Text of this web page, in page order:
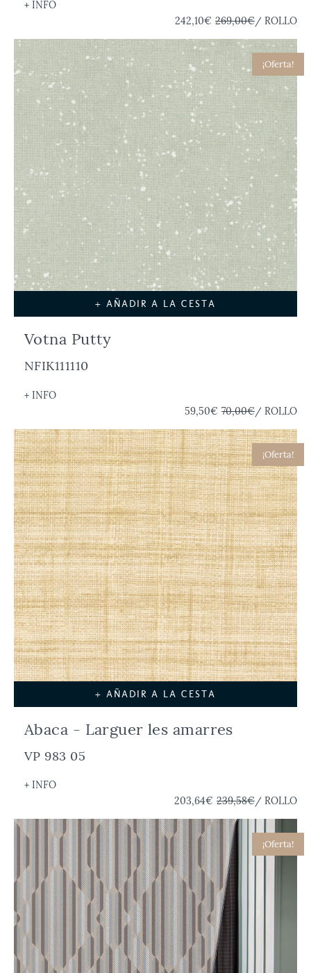
+ INFO
242,10€ 269,00€/ ROLLO
¡Oferta!
+ AÑADIR A LA CESTA
Votna Putty
NFIK111110
+ INFO
59,50€ 70,00€/ ROLLO
¡Oferta!
+ AÑADIR A LA CESTA
Abaca - Larguer les amarres
VP 983 05
+ INFO
203,64€ 239,58€/ ROLLO
¡Oferta!